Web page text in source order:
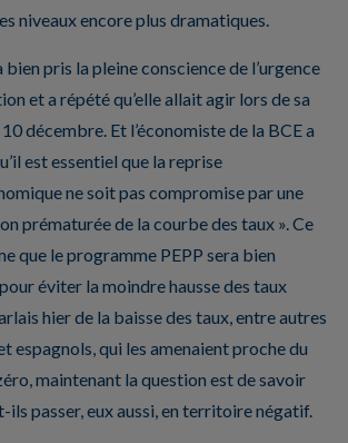
niveaux encore plus dramatiques.
bien pris la pleine conscience de l’urgence
et a répété qu’elle allait agir lors de sa
décembre. Et l’économiste de la BCE a
est essentiel que la reprise
ne soit pas compromise par une
prématurée de la courbe des taux ». Ce
que le programme PEPP sera bien
éviter la moindre hausse des taux
hier de la baisse des taux, entre autres
espagnols, qui les amenaient proche du
maintenant la question est de savoir
ils passer, eux aussi, en territoire négatif.